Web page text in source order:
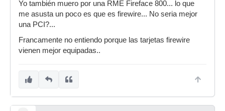
Yo también muero por una RME Fireface 800... lo que
me asusta un poco es que es firewire... No seria mejor
una PCI?...
Francamente no entiendo porque las tarjetas firewire
vienen mejor equipadas..